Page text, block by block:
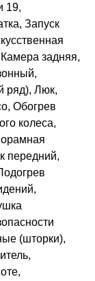
19,
Запуск
задняя,
ряд), Люк,
Обогрев
колеса,
передний,
(шторки),